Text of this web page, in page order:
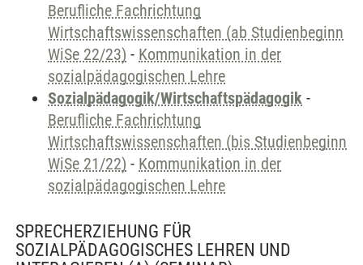
Berufliche Fachrichtung
Wirtschaftswissenschaften (ab Studienbeginn
WiSe 22/23) - Kommunikation in der
sozialpädagogischen Lehre
Sozialpädagogik/Wirtschaftspädagogik -
Berufliche Fachrichtung
Wirtschaftswissenschaften (bis Studienbeginn
WiSe 21/22) - Kommunikation in der
sozialpädagogischen Lehre
SPRECHERZIEHUNG FÜR
SOZIALPÄDAGOGISCHES LEHREN UND